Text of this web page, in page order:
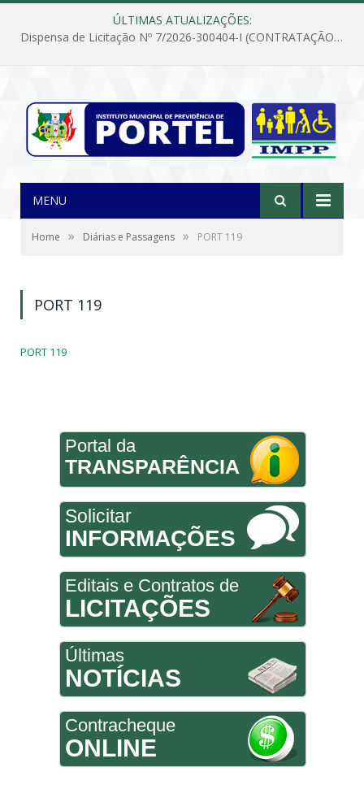
ÚLTIMAS ATUALIZAÇÕES:
Dispensa de Licitação Nº 7/2026-300404-I (CONTRATAÇÃO DE EMPRESA PARA MANUTENÇÃO E REPARAÇÃO DE APARELHOS DE AR CONDICIONADO, EM ATENDIMENTO ÀS NECESSIDADES DO INSTITUTO DE PREVIDÊNCIA MUNICIPAL DE PORTEL/PA)
MENU
Home » Diárias e Passagens » PORT 119
PORT 119
PORT 119
Portal da
TRANSPARÊNCIA
Solicitar
INFORMAÇÕES
Editais e Contratos de
LICITAÇÕES
Últimas
NOTÍCIAS
Contracheque
ONLINE